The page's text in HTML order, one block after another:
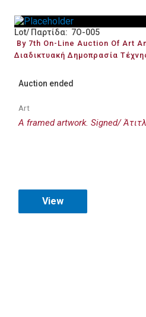
Lot/ Παρτίδα: 7O-005
By 7th On-Line Auction Of Art
Διαδικτυακή Δημοπρασία
Auction ended
Art
A framed artwork. Signed/
View